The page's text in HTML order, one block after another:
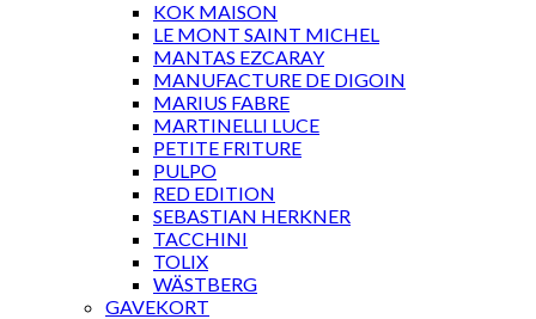
KOK MAISON
LE MONT SAINT MICHEL
MANTAS EZCARAY
MANUFACTURE DE DIGOIN
MARIUS FABRE
MARTINELLI LUCE
PETITE FRITURE
PULPO
RED EDITION
SEBASTIAN HERKNER
TACCHINI
TOLIX
WÄSTBERG
GAVEKORT